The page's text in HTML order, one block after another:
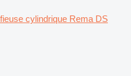
cylindrique Rema DS